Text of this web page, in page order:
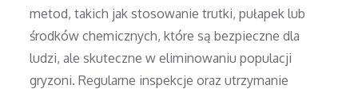
metod, takich jak stosowanie trutki, pułapek lub
środków chemicznych, które są bezpieczne dla
ludzi, ale skuteczne w eliminowaniu populacji
gryzoni. Regularne inspekcje oraz utrzymanie